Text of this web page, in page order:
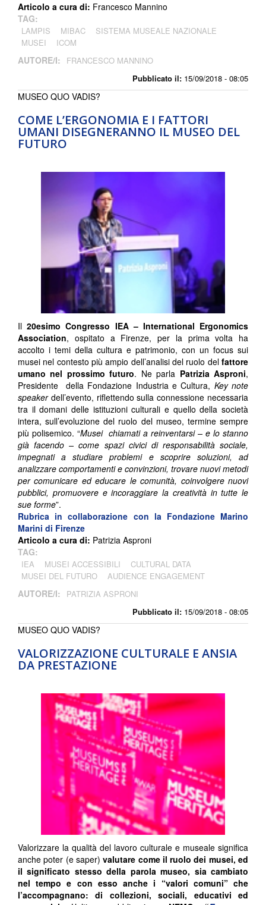
Pubblicato il: 15/09/2018 - 08:05
Articolo a cura di: Francesco Mannino
TAG:
LAMPIS MIBAC
SISTEMA MUSEALE NAZIONALE
MUSEI
ICOM
AUTORE/I: FRANCESCO MANNINO
COME L’ERGONOMIA E I FATTORI
UMANI DISEGNERANNO IL MUSEO DEL
FUTURO
Pubblicato il: 15/09/2018 - 08:05
MUSEO QUO VADIS?
Il20esimo Congresso IEA – International Ergonomics
Association, ospitato a Firenze, per la prima volta ha
accolto i temi della cultura e patrimonio, con un focus sui
musei nel contesto più ampio dell’analisi del ruolo delfattore
umano nel prossimo futuro. Ne parla Patrizia Asproni,
Presidente della Fondazione Industria e Cultura, Key note
speakerdell’evento, riflettendo sulla connessione necessaria
tra il domani delle istituzioni culturali e quello della società
intera, sull’evoluzione del ruolo del museo, termine sempre
più polisemico. “Musei chiamati a reinventarsi – e lo stanno
già facendo – come spazi civici di responsabilità sociale,
impegnati a studiare problemi e scoprire soluzioni, ad
analizzare comportamenti e convinzioni, trovare nuovi metodi
per comunicare ed educare le comunità, coinvolgere nuovi
pubblici, promuovere e incoraggiare la creatività in tutte le
sue forme”.
Rubrica in collaborazione con la Fondazione Marino
Marini di Firenze
Articolo a cura di: Patrizia Asproni
TAG:
IEA MUSEI ACCESSIBILI
CULTURAL DATA
MUSEI DEL FUTURO
AUDIENCE ENGAGEMENT
AUTORE/I: PATRIZIA ASPRONI
VALORIZZAZIONE CULTURALE E ANSIA
DA PRESTAZIONE
MUSEO QUO VADIS?
Valorizzare la qualità del lavoro culturale e museale significa
anche poter (e saper)valutare come il ruolo dei musei, ed
il significato stesso della parolamuseo, sia cambiato
nel tempo e con esso anche i “valori comuni” che
l’accompagnano: di collezioni, sociali, educativi ed